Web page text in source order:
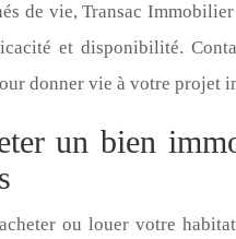
de vie, Transac
et disponibilité.
donner vie à votre projet
un bien
ou louer votre